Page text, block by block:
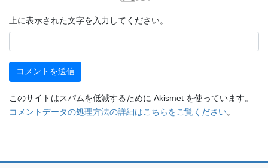
上に表示された文字を入力してください。
このサイトはスパムを低減するために Akismet を使っています。
コメントデータの処理方法の詳細はこちらをご覧ください。